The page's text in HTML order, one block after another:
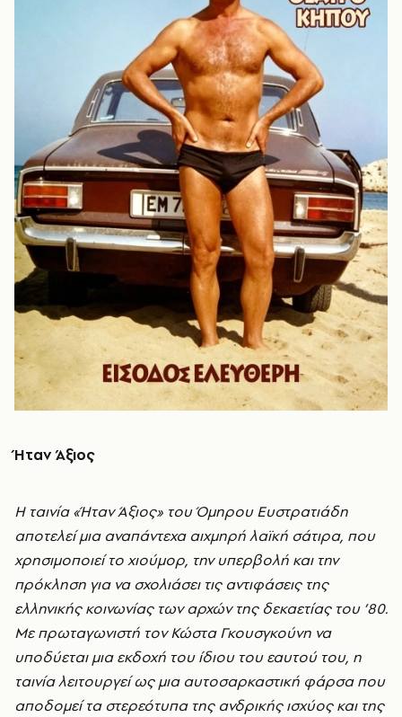
Ήταν Άξιος
Η ταινία «Ήταν Άξιος» του Όμηρου Ευστρατιάδη
αποτελεί μια αναπάντεχα αιχμηρή λαϊκή σάτιρα, που
χρησιμοποιεί το χιούμορ, την υπερβολή και την
πρόκληση για να σχολιάσει τις αντιφάσεις της
ελληνικής κοινωνίας των αρχών της δεκαετίας του ’80.
Με πρωταγωνιστή τον Κώστα Γκουσγκούνη να
υποδύεται μια εκδοχή του ίδιου του εαυτού του, η
ταινία λειτουργεί ως μια αυτοσαρκαστική φάρσα που
αποδομεί τα στερεότυπα της ανδρικής ισχύος και της